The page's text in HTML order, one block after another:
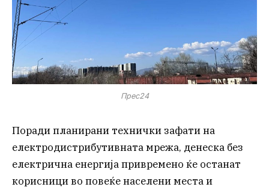
Прес24
Поради планирани технички зафати на
електродистрибутивната мрежа, денеска без
електрична енергија привремено ќе останат
корисници во повеќе населени места и